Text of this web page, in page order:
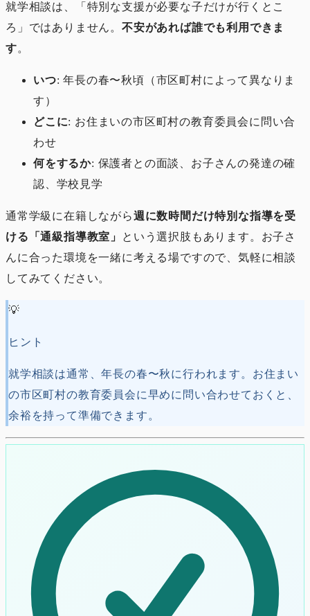
就学相談は、「特別な支援が必要な子だけが行くとこ
ろ」ではありません。不安があれば誰でも利用できま
す。
いつ: 年長の春〜秋頃（市区町村によって異なりま
す）
どこに: お住まいの市区町村の教育委員会に問い合
わせ
何をするか: 保護者との面談、お子さんの発達の確
認、学校見学
通常学級に在籍しながら週に数時間だけ特別な指導を受
ける「通級指導教室」
という選択肢もあります。お子さ
んに合った環境を一緒に考える場ですので、気軽に相談
してみてください。
💡
ヒント
就学相談は通常、年長の春〜秋に行われます。お住まい
の市区町村の教育委員会に早めに問い合わせておくと、
余裕を持って準備できます。